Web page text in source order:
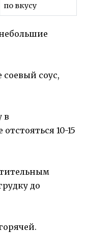
по вкусу
соус,
в
10-15
до